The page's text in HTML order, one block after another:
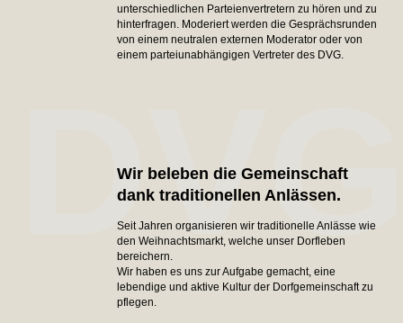
unterschiedlichen Parteienvertretern zu hören und zu
hinterfragen. Moderiert werden die Gesprächsrunden
von einem neutralen externen Moderator oder von
einem parteiunabhängigen Vertreter des DVG.
Wir beleben die Gemeinschaft
dank traditionellen Anlässen.
Seit Jahren organisieren wir traditionelle Anlässe wie
den Weihnachtsmarkt, welche unser Dorfleben
bereichern.
Wir haben es uns zur Aufgabe gemacht, eine
lebendige und aktive Kultur der Dorfgemeinschaft zu
pflegen.